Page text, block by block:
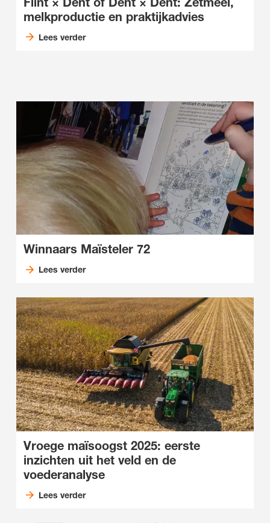
melkproductie en praktijkadvies
Lees verder
Winnaars Maïsteler 72
Lees verder
Vroege maïsoogst 2025: eerste
inzichten uit het veld en de
voederanalyse
Lees verder